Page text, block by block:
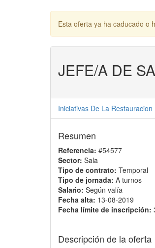
Esta oferta ya ha caducado o
JEFE/A DE
Iniciativas De La Restauracion
Resumen
Referencia: #54577
Sector: Sala
Tipo de contrato: Temporal
Tipo de jornada: A turnos
Salario: Según valía
Fecha alta: 13-08-2019
Fecha límite de inscripción:
Descripción de la oferta